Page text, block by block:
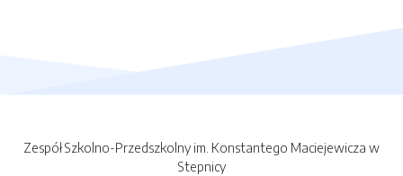
Zespół Szkolno-Przedszkolny im. Konstantego Maciejewicza w
Stepnicy